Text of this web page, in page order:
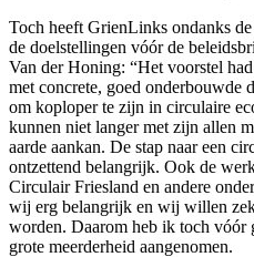
Toch heeft GrienLinks ondanks
de doelstellingen vóór de
Van der Honing: “Het voorstel
met concrete, goed onderbouwde
om koploper te zijn in circulaire
kunnen niet langer met zijn allen
aarde aankan. De stap naar een
ontzettend belangrijk. Ook de
Circulair Friesland en andere
wij erg belangrijk en wij willen
worden. Daarom heb ik toch vóór
grote meerderheid aangenomen.